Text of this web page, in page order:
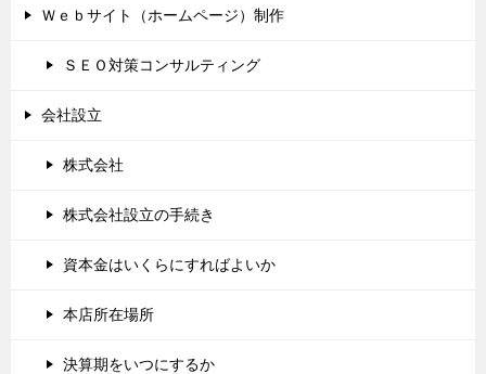
Ｗｅｂサイト（ホームページ）制作
ＳＥＯ対策コンサルティング
会社設立
株式会社
株式会社設立の手続き
資本金はいくらにすればよいか
本店所在場所
決算期をいつにするか